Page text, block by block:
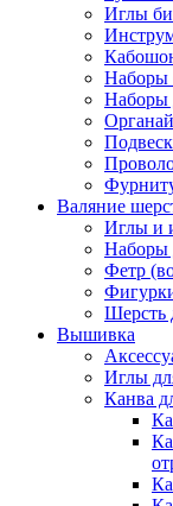
Иглы
Наборы
Наборы
Валяние
Иглы и
Наборы
Фетр
Шерсть
Вышивка
Иглы
Канва